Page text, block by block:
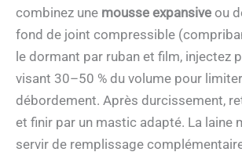
combinez une mousse expansive ou
fond de joint compressible
le dormant par ruban et film, injectez
visant 30–50 % du volume pour
débordement. Après durcissement,
et finir par un mastic adapté. La laine
servir de remplissage